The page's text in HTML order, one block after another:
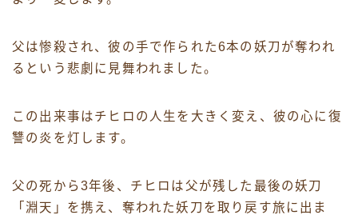
父は惨殺され、彼の手で作られた6本の妖刀が奪われ
るという悲劇に見舞われました。
この出来事はチヒロの人生を大きく変え、彼の心に復
讐の炎を灯します。
父の死から3年後、チヒロは父が残した最後の妖刀
「淵天」を携え、奪われた妖刀を取り戻す旅に出ま